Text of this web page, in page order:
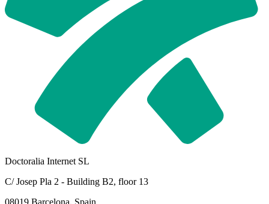
Doctoralia Internet SL
C/ Josep Pla 2 - Building B2, floor 13
08019 Barcelona, Spain